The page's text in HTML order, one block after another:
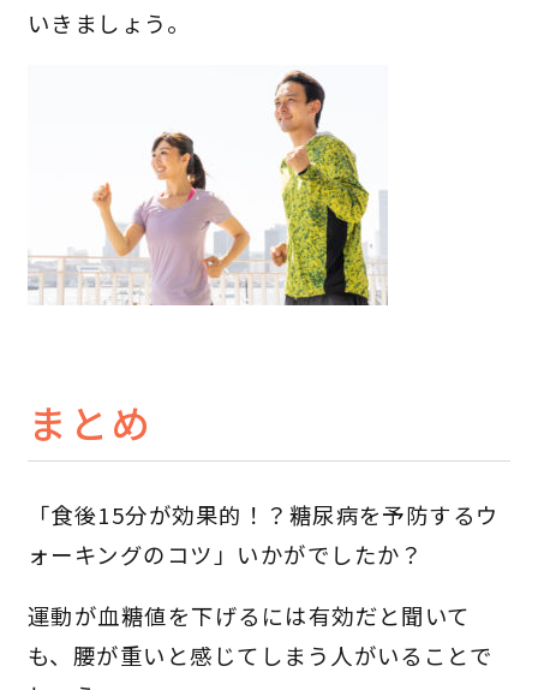
いきましょう。
まとめ
「食後15分が効果的！？糖尿病を予防するウ
ォーキングのコツ」いかがでしたか？
運動が血糖値を下げるには有効だと聞いて
も、腰が重いと感じてしまう人がいることで